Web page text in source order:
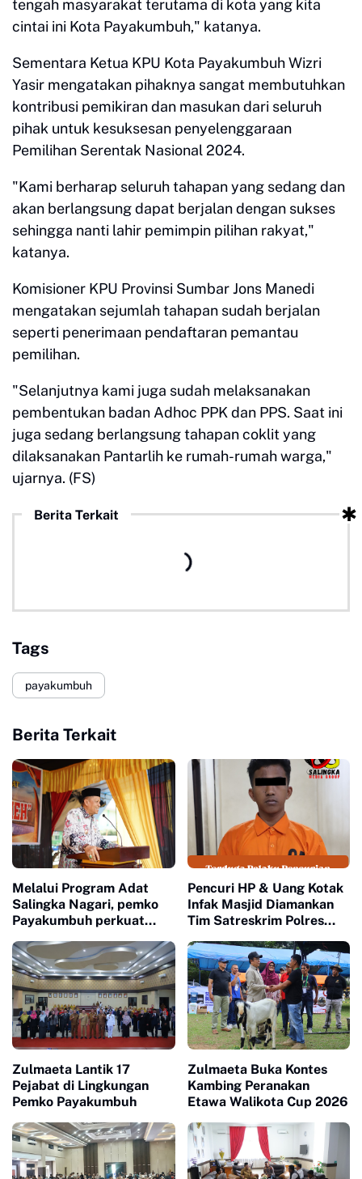
tengah masyarakat terutama di kota yang kita
cintai ini Kota Payakumbuh," katanya.
Sementara Ketua KPU Kota Payakumbuh Wizri
Yasir mengatakan pihaknya sangat membutuhkan
kontribusi pemikiran dan masukan dari seluruh
pihak untuk kesuksesan penyelenggaraan
Pemilihan Serentak Nasional 2024.
"Kami berharap seluruh tahapan yang sedang dan
akan berlangsung dapat berjalan dengan sukses
sehingga nanti lahir pemimpin pilihan rakyat,"
katanya.
Komisioner KPU Provinsi Sumbar Jons Manedi
mengatakan sejumlah tahapan sudah berjalan
seperti penerimaan pendaftaran pemantau
pemilihan.
"Selanjutnya kami juga sudah melaksanakan
pembentukan badan Adhoc PPK dan PPS. Saat ini
juga sedang berlangsung tahapan coklit yang
dilaksanakan Pantarlih ke rumah-rumah warga,"
ujarnya. (FS)
Berita Terkait
Tags
payakumbuh
Berita Terkait
Melalui Program Adat
Salingka Nagari, pemko
Payakumbuh perkuat
Budaya Minangkabau
Pencuri HP & Uang Kotak
Infak Masjid Diamankan
Tim Satreskrim Polres
Zulmaeta Lantik 17
Pejabat di Lingkungan
Pemko Payakumbuh
Zulmaeta Buka Kontes
Kambing Peranakan
Etawa Walikota Cup 2026